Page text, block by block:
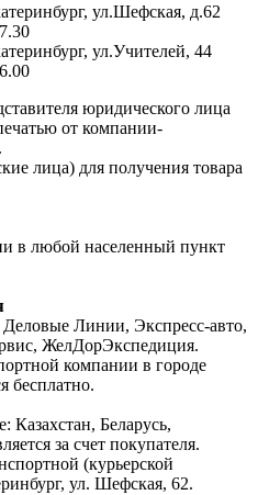
ул.Шефская, д.62
ул.Учителей, 44
юридического лица
от компании-
лица) для получения товара
в любой населенный пункт
Линии, Экспресс-авто,
ЖелДорЭкспедиция.
компании в городе
бесплатно.
Казахстан, Беларусь,
за счет покупателя.
(курьерской
ул. Шефская, 62.